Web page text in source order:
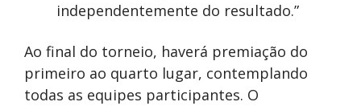
independentemente do resultado.”
Ao final do torneio, haverá premiação do
primeiro ao quarto lugar, contemplando
todas as equipes participantes. O